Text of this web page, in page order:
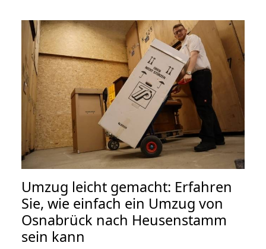
Umzug leicht gemacht: Erfahren
Sie, wie einfach ein Umzug von
Osnabrück nach Heusenstamm
sein kann